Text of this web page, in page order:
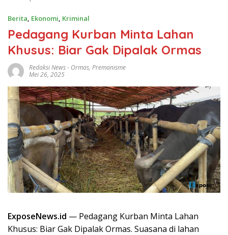
Berita, Ekonomi, Kriminal
Pedagang Kurban Minta Lahan
Khusus: Biar Gak Dipalak Ormas
Redaksi News- Ormas, Premanisme
Mei 26, 2025
ExposeNews.id — Pedagang Kurban Minta Lahan
Khusus: Biar Gak Dipalak Ormas. Suasana di lahan